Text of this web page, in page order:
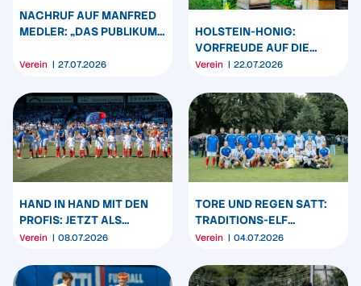
NACHRUF AUF MANFRED
MEDLER: „DAS PUBLIKUM
Verein 27.07.2026
HOLSTEIN-HONIG:
VORFREUDE AUF DIE
NEUE ERNTE
Verein 22.07.2026
HAND IN HAND MIT DEN
PROFIS: JETZT ALS
EINLAUFKIND BEWERBEN
Verein 08.07.2026
TORE UND REGEN SATT:
TRADITIONS-ELF
GEWINNT GEGEN BLOCK
Verein 04.07.2026